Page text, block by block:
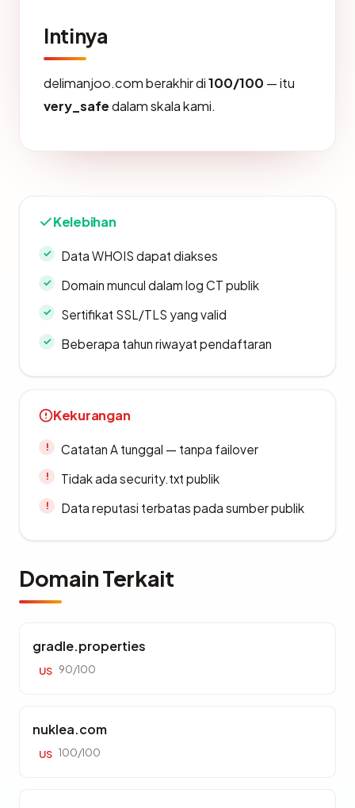
Intinya
delimanjoo.com berakhir di100/100 — itu
very_safedalam skala kami.
Kelebihan
Data WHOIS dapat diakses
Domain muncul dalam log CT publik
Sertifikat SSL/TLS yang valid
Beberapa tahun riwayat pendaftaran
Kekurangan
Catatan A tunggal — tanpa failover
Tidak ada security.txt publik
Data reputasi terbatas pada sumber publik
Domain Terkait
gradle.properties
US 90/100
nuklea.com
US 100/100